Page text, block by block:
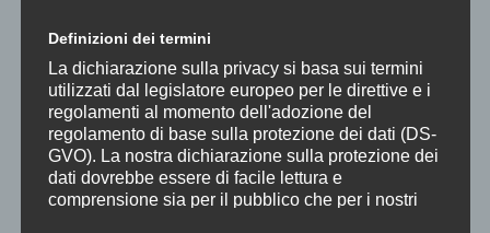
INTERO
RIDOTTO* € 5
SOCI SOSTENITORI gratuito
*Hanno diritto alla riduzione i Soci Ordinari e UNDER25
Definizioni dei termini
La dichiarazione sulla privacy si basa sui termini
utilizzati dal legislatore europeo per le direttive e i
regolamenti al momento dell'adozione del
regolamento di base sulla protezione dei dati (DS-
GVO). La nostra dichiarazione sulla protezione dei
dati dovrebbe essere di facile lettura e
comprensione sia per il pubblico che per i nostri